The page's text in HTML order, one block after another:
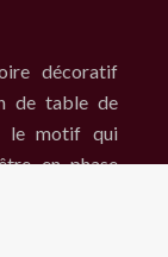
décoratif
de table de
le motif qui
en phase